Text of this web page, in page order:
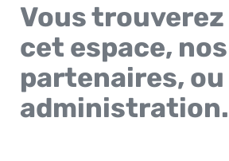
Vous trouverez
cet espace,
partenaires, ou